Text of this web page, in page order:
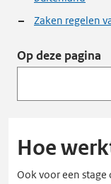
Zaken regelen
Op deze pagina
Hoe
Ook voor een